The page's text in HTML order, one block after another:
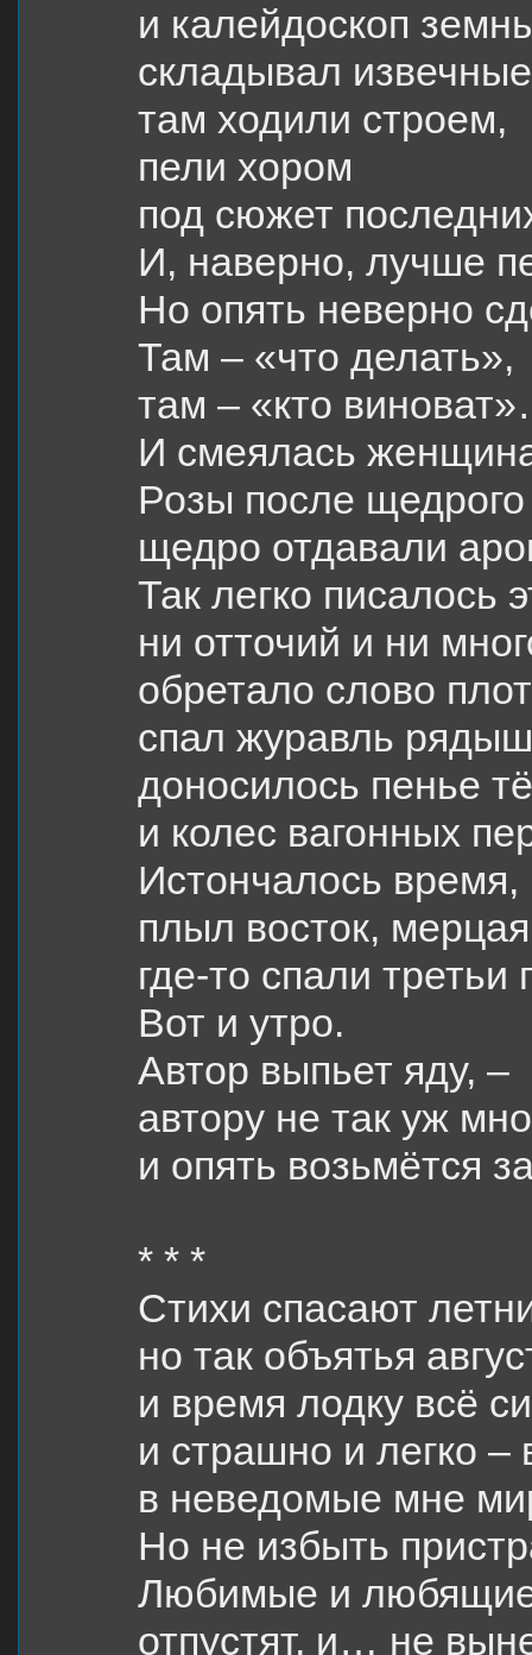
и калейдоскоп
складывал
там ходили строем,
пели хором
под сюжет
И, наверно, лучше
Но опять неверно
Там – «что делать»,
там – «кто
И смеялась
Розы после
щедро отдавали
Так легко писалось
ни отточий и ни
обретало слово
спал журавль
доносилось пенье
и колес вагонных
Истончалось время,
плыл восток,
где-то спали третьи
Вот и утро.
Автор выпьет яду, –
автору не так уж
и опять возьмётся
* * *
Стихи спасают
но так объятья
и время лодку всё
и страшно и легко –
в неведомые мне
Но не избыть
Любимые и
отпустят, и… не